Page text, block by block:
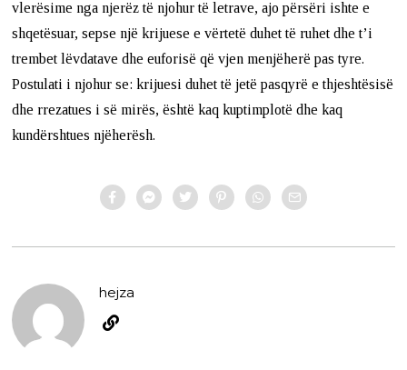
vlerësime nga njerëz të njohur të letrave, ajo përsëri ishte e
shqetësuar, sepse një krijuese e vërtetë duhet të ruhet dhe t’i
trembet lëvdatave dhe euforisë që vjen menjëherë pas tyre.
Postulati i njohur se: krijuesi duhet të jetë pasqyrë e thjeshtësisë
dhe rrezatues i së mirës, është kaq kuptimplotë dhe kaq
kundërshtues njëherësh.
hejza